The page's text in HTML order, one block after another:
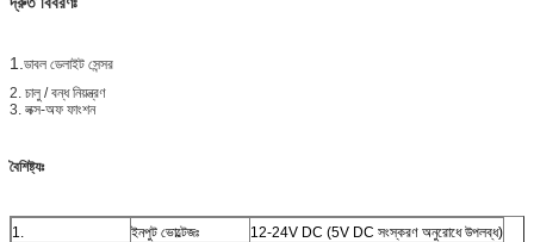
1. ডাবল ডেলাইট সেন্সর
2. চালু / বন্ধ নিয়ন্ত্রণ
3. লক্স-অফ ফাংশন
বৈশিষ্ট্যঃ
1. ইনপুট ভোল্টেজঃ
12-24V DC (5V DC সংস্করণ অনুরোধে উপলব্ধ)